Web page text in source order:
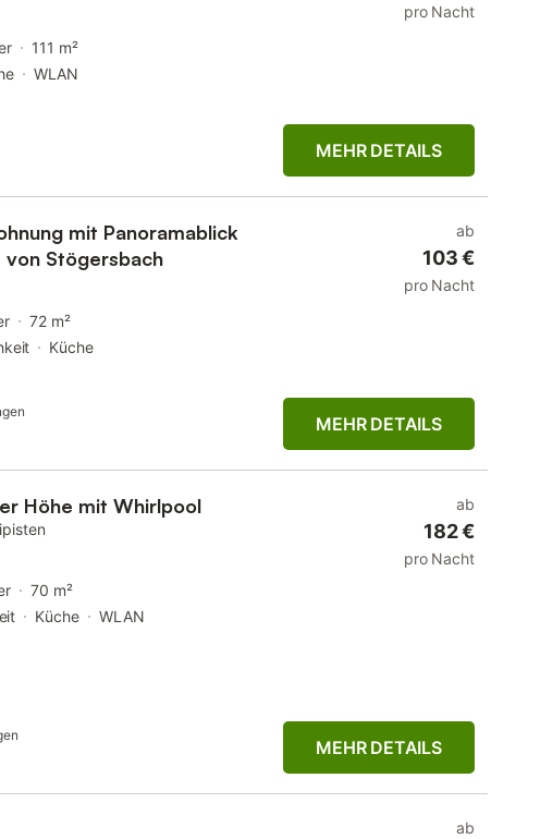
111 m²
WLAN
pro Nacht
MEHR DETAILS
mit Panoramablick
von Stögersbach
72 m²
Küche
ab
103 €
pro Nacht
MEHR DETAILS
Höhe mit Whirlpool
70 m²
Küche WLAN
ab
182 €
pro Nacht
MEHR DETAILS
ab